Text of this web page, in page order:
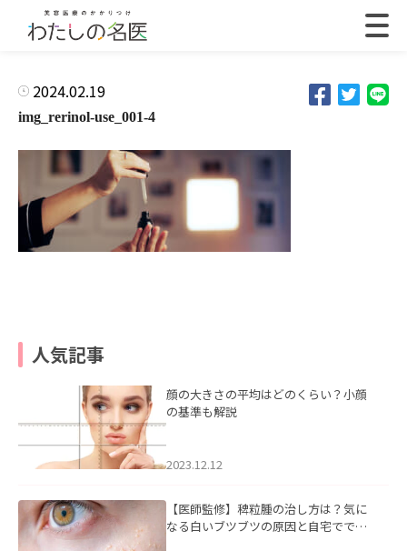
2024.02.19
img_rerinol-use_001-4
人気記事
顔の大きさの平均はどのくらい？小顔
の基準も解説
2023.12.12
【医師監修】稗粒腫の治し方は？気に
なる白いブツブツの原因と自宅ででき